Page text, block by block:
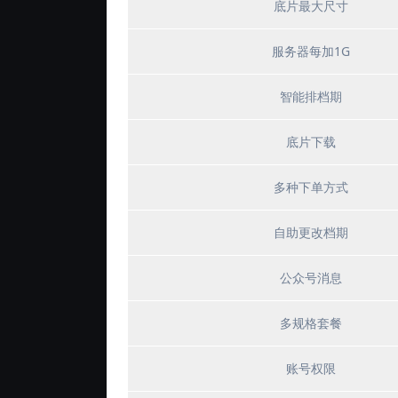
底片最大尺寸
服务器每加1G
智能排档期
底片下载
多种下单方式
自助更改档期
公众号消息
多规格套餐
账号权限